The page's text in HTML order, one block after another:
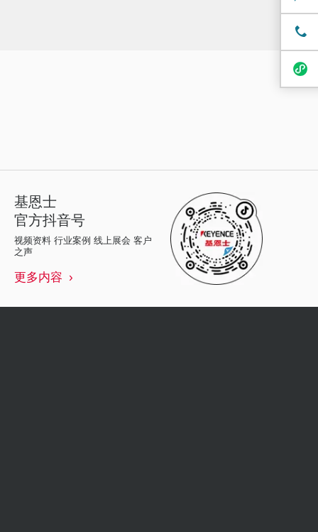
基恩士
官方抖音号
视频资料 行业案例 线上展会 客户
之声
更多内容